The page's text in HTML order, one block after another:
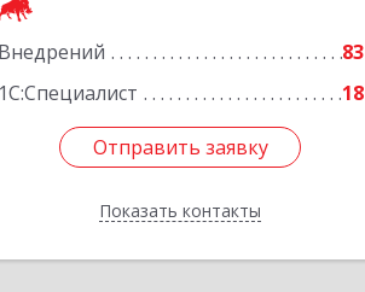
Внедрений
83
1С:Специалист
18
Отправить заявку
Показать контакты
Отправить заявку
Назад